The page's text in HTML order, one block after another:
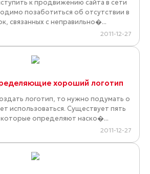
к продвижению сайта в сети
позаботиться об отсутствии в
связанных с неправильно�...
2011-12-27
хороший логотип
логотип, то нужно подумать о
использоваться. Существует пять
определяют наско�...
2011-12-27